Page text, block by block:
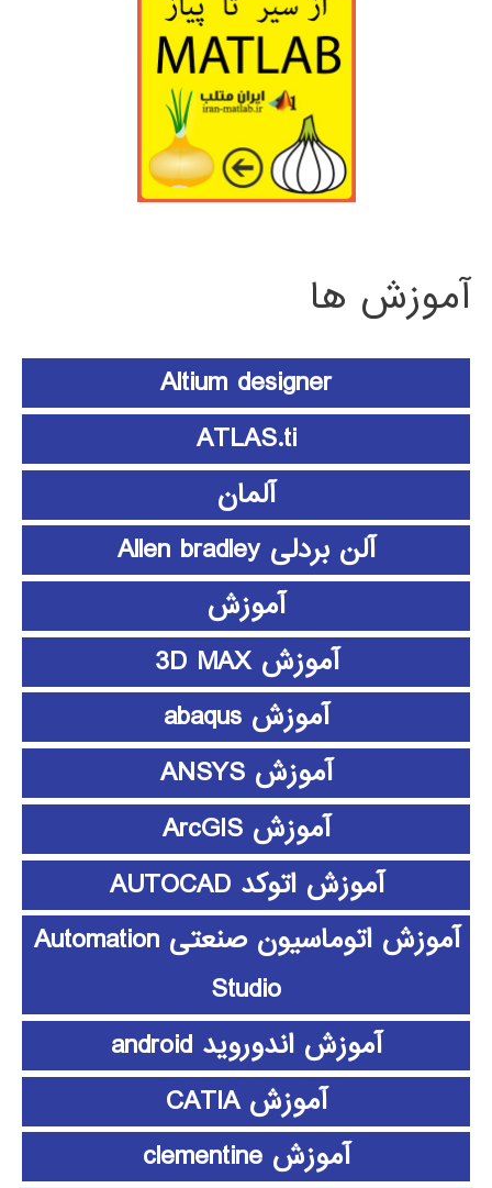
آموزش ها
Altium designer
ATLAS.ti
آلمان
آلن بردلی Allen bradley
آموزش
آموزش 3D MAX
آموزش abaqus
آموزش ANSYS
آموزش ArcGIS
آموزش اتوکد AUTOCAD
آموزش اتوماسیون صنعتی Automation
Studio
آموزش اندوروید android
آموزش CATIA
آموزش clementine